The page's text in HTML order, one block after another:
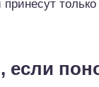
только
если